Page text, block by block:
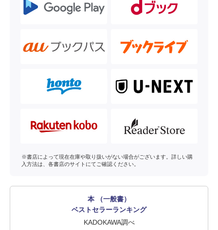
※書店によって現在在庫や取り扱いがない場合がございます。詳しい購
入方法は、各書店のサイトにてご確認ください。
本 （一般書）
ベストセラーランキング
KADOKAWA調べ